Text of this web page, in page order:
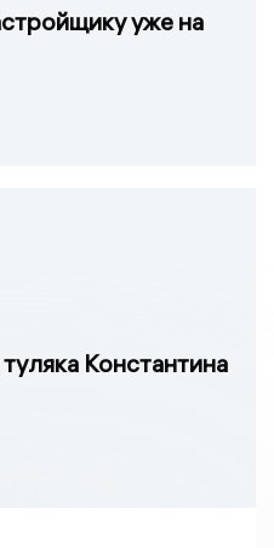
уже на
Константина